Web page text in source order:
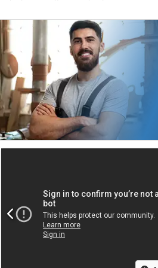
Περιοχή βάρους υλικού: περίπου 100g/
ρολού: 2100mm, μέγιστη ταχύτητα
κύριος κινητήρας: 45kW Siemens,
διαδικασίας: εισαγωγή στρώσης
δοσομέτρηση υλικού, κατανομή
μήκους, τύλιγμα, αναρρόφηση σκόνης.
εγκατάσταση είναι πλήρης,
μικρής δοκιμαστικής βελονομηχανής.